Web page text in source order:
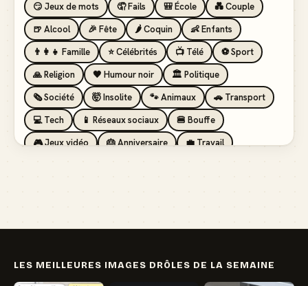
😏 Jeux de mots 🤦 Fails 🎒 École
💑 Couple
🍺 Alcool
🎉 Fête 🌶️ Coquin
👶 Enfants
👨‍👩‍👧 Famille
⭐ Célébrités 📺 Télé
⚽ Sport
🙏 Religion
🖤 Humour noir
🏛️ Politique
🗞️ Société
🤯 Insolite 🐾 Animaux
🚗 Transport
💻 Tech
📱 Réseaux sociaux
🍔 Bouffe
🎮 Jeux vidéo
🎂 Anniversaire
💼 Travail
LES MEILLEURES IMAGES DRÔLES DE LA SEMAINE